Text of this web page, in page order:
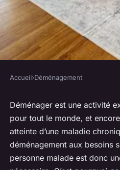
DÉMÉNAGEMENT
Comment
déménagement
d'une personne
maladie
Accueil›Déménagement
Déménager est une activité
pour tout le monde, et
atteinte d’une maladie
déménagement aux besoins
personne malade est donc